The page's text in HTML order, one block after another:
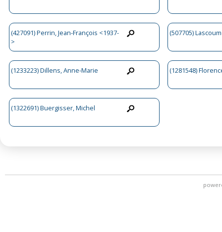
(427091) Perrin, Jean-François <1937-
>
(507705)
(1233223) Dillens, Anne-Marie (1281548)
(1322691) Buergisser, Michel